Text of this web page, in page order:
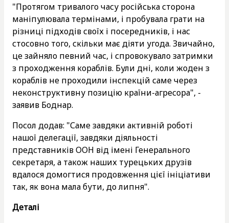
"Протягом тривалого часу російська сторона
маніпулювала термінами, і пробувала грати на
різниці підходів своїх і посередників, і нас
стосовно того, скільки має діяти угода. Звичайно,
це зайняло певний час, і спровокувало затримки
з проходження кораблів. Були дні, коли жоден з
кораблів не проходили інспекцій саме через
неконструктивну позицію країни-агресора", -
заявив Боднар.
Посол додав: "Саме завдяки активній роботі
нашої делегації, завдяки діяльності
представників ООН від імені Генерального
секретаря, а також наших турецьких друзів
вдалося домогтися продовження цієї ініціативи
так, як вона мала бути, до липня".
Деталі